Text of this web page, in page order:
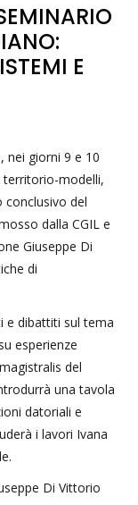
E
nei giorni 9 e 10
territorio-modelli,
conclusivo del
dalla CGIL e
Giuseppe Di
di
e dibattiti sul tema
esperienze
del
una tavola
datoriali e
i lavori Ivana
Di Vittorio